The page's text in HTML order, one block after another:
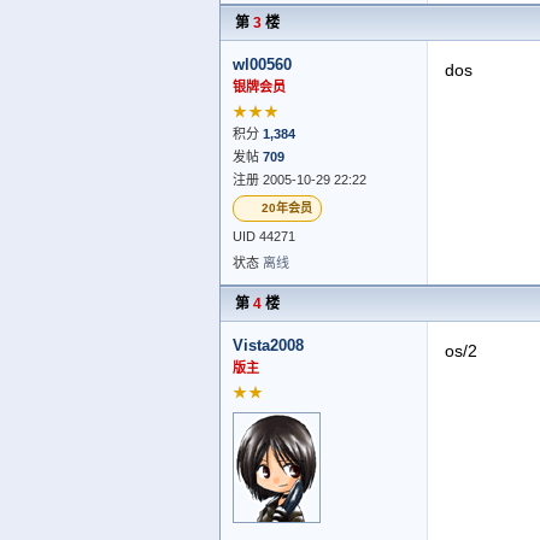
第 3 楼
wl00560
银牌会员
★★★
积分 1,384
发帖 709
注册 2005-10-29 22:22
20年会员
UID 44271
状态 离线
dos
第 4 楼
Vista2008
版主
★★
os/2